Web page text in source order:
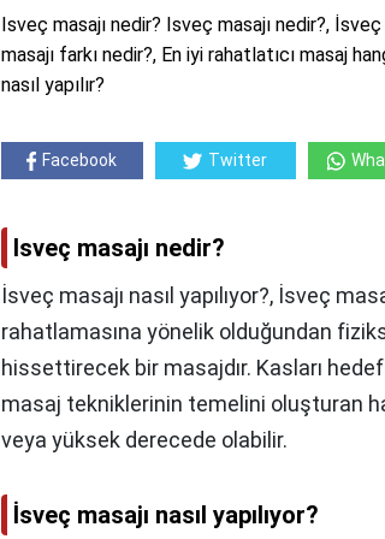
Isveç masajı nedir? Isveç masajı nedir?, İsveç
masajı farkı nedir?, En iyi rahatlatıcı masaj
nasıl yapılır?
Facebook Twitter
Isveç masajı nedir?
İsveç masajı nasıl yapılıyor?, İsveç
rahatlamasına yönelik olduğundan
hissettirecek bir masajdır. Kasları
masaj tekniklerinin temelini oluşturan
veya yüksek derecede olabilir.
İsveç masajı nasıl yapılıyor?